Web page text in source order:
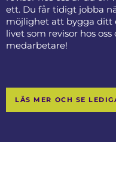
ett. Du får tidigt jobba
möjlighet att bygga ditt
livet som revisor hos
medarbetare!
LÄS MER OCH SE